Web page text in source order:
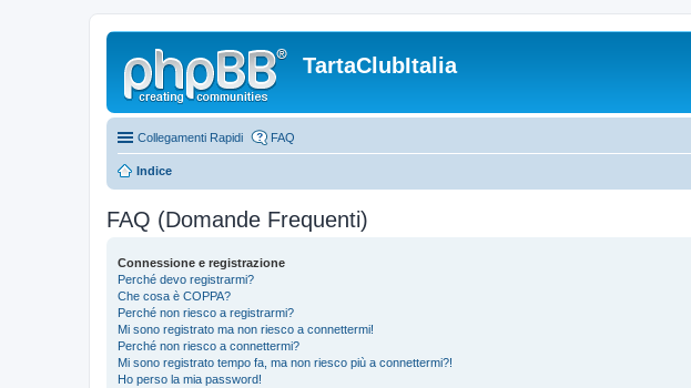
TartaClubItalia
Collegamenti Rapidi FAQ
Indice
FAQ (Domande Frequenti)
Connessione e registrazione
Perché devo registrarmi?
Che cosa è COPPA?
Perché non riesco a registrarmi?
Mi sono registrato ma non riesco a connettermi!
Perché non riesco a connettermi?
Mi sono registrato tempo fa, ma non riesco più a connettermi?!
Ho perso la mia password!